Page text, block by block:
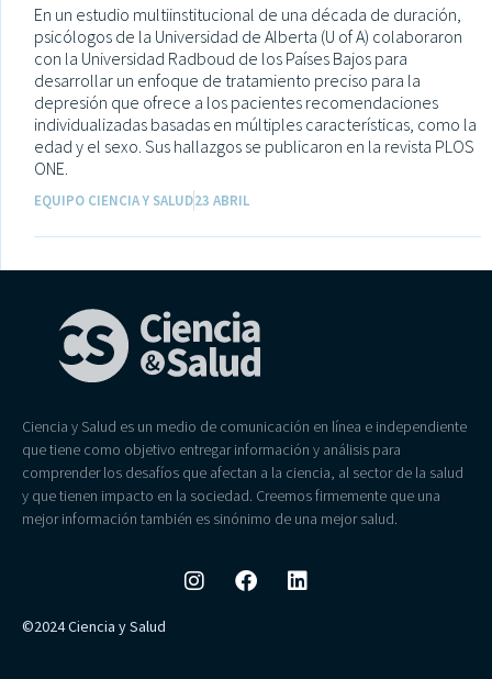
En un estudio multiinstitucional de una década de duración,
psicólogos de la Universidad de Alberta (U of A) colaboraron
con la Universidad Radboud de los Países Bajos para
desarrollar un enfoque de tratamiento preciso para la
depresión que ofrece a los pacientes recomendaciones
individualizadas basadas en múltiples características, como la
edad y el sexo. Sus hallazgos se publicaron en la revista PLOS
ONE.
EQUIPO CIENCIA Y SALUD23 ABRIL
Ciencia y Salud es un medio de comunicación en línea e independiente
que tiene como objetivo entregar información y análisis para
comprender los desafíos que afectan a la ciencia, al sector de la salud
y que tienen impacto en la sociedad. Creemos firmemente que una
mejor información también es sinónimo de una mejor salud.
©2024 Ciencia y Salud